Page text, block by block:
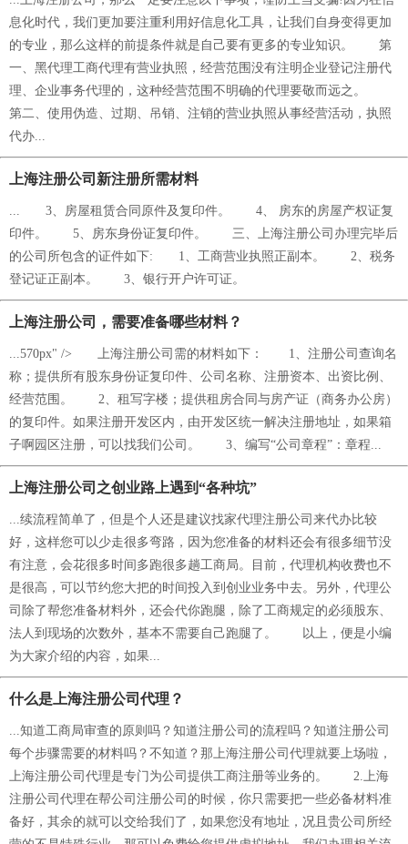
息化时代，我们更加要注重利用好信息化工具，让我们自身变得更加
的专业，那么这样的前提条件就是自己要有更多的专业知识。 第
一、黑代理工商代理有营业执照，经营范围没有注明企业登记注册代
理、企业事务代理的，这种经营范围不明确的代理要敬而远之。
第二、使用伪造、过期、吊销、注销的营业执照从事经营活动，执照
代办...
上海注册公司新注册所需材料
... 3、房屋租赁合同原件及复印件。 4、 房东的房屋产权证复
印件。 5、房东身份证复印件。 三、上海注册公司办理完毕后
的公司所包含的证件如下: 1、工商营业执照正副本。 2、税务
登记证正副本。 3、银行开户许可证。
上海注册公司，需要准备哪些材料？
...570px" /> 上海注册公司需的材料如下： 1、注册公司查询名
称；提供所有股东身份证复印件、公司名称、注册资本、出资比例、
经营范围。 2、租写字楼；提供租房合同与房产证（商务办公房）
的复印件。如果注册开发区内，由开发区统一解决注册地址，如果箱
子啊园区注册，可以找我们公司。 3、编写“公司章程”：章程...
上海注册公司之创业路上遇到“各种坑”
...续流程简单了，但是个人还是建议找家代理注册公司来代办比较
好，这样您可以少走很多弯路，因为您准备的材料还会有很多细节没
有注意，会花很多时间多跑很多趟工商局。目前，代理机构收费也不
是很高，可以节约您大把的时间投入到创业业务中去。另外，代理公
司除了帮您准备材料外，还会代你跑腿，除了工商规定的必须股东、
法人到现场的次数外，基本不需要自己跑腿了。 以上，便是小编
为大家介绍的内容，如果...
什么是上海注册公司代理？
...知道工商局审查的原则吗？知道注册公司的流程吗？知道注册公司
每个步骤需要的材料吗？不知道？那上海注册公司代理就要上场啦，
上海注册公司代理是专门为公司提供工商注册等业务的。 2.上海
注册公司代理在帮公司注册公司的时候，你只需要把一些必备材料准
备好，其余的就可以交给我们了，如果您没有地址，况且贵公司所经